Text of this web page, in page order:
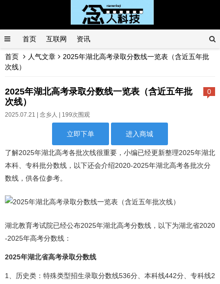
首页 互联网 资讯
首页 人气文章
2025年湖北高考录取分数线一览表（含近五年批
次线）
0
2025年湖北高考录取分数线一览表（含近五年批
次线）
2025.07.21 | 念乡人 | 199次围观
立即下单 进入商城
了解2025年湖北高考各批次线很重要，小编已经更新整理2025年湖北
本科、专科批分数线，以下还会介绍2020-2025年湖北高考各批次分
数线，供各位参考。
湖北教育考试院已经公布2025年湖北高考分数线，以下为湖北省2020
-2025年高考分数线：
2025年湖北省高考录取分数线
1、历史类：特殊类型招生录取分数线536分、本科线442分、专科线2